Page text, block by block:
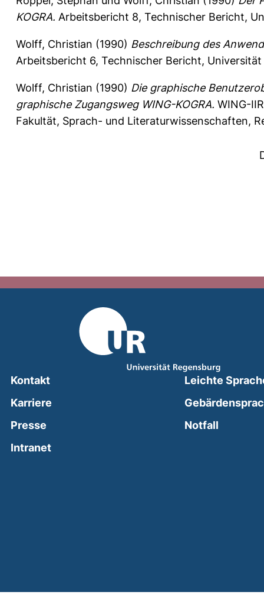
KOGRA. Arbeitsbericht 8, Technischer Bericht,
Wolff, Christian (1990) Beschreibung des
Arbeitsbericht 6, Technischer Bericht,
Wolff, Christian (1990) Die graphische
graphische Zugangsweg WING-KOGRA. WING-
Fakultät, Sprach- und Literaturwissenschaften,
Kontakt
Karriere
Presse
Intranet(external link, opens in a new window)
Leichte
Notfall